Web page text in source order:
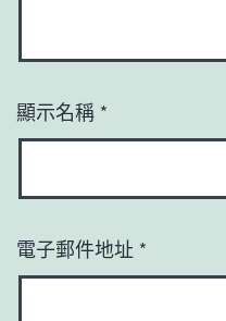
顯示名稱 *
電子郵件地址 *